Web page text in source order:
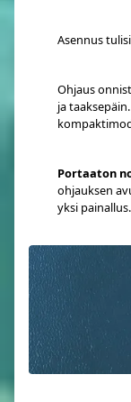
Asennus
Ohjaus
ja
Portaaton
ohjauksen
yksi painallus.